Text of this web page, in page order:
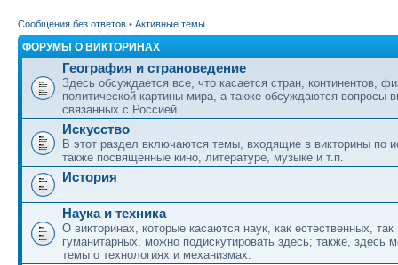
Сообщения без ответов • Активные темы
ФОРУМЫ О ВИКТОРИНАХ
География и страноведение
Здесь обсуждается все, что касается стран, континентов,
политической картины мира, а также обсуждаются вопросы
связанных с Россией.
Искусство
В этот раздел включаются темы, входящие в викторины по
также посвященные кино, литературе, музыке и т.п.
История
Наука и техника
О викторинах, которые касаются наук, как естественных, так
гуманитарных, можно подискутировать здесь; также, здесь
темы о технологиях и механизмах.